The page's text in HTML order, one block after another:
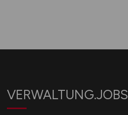
VERWALTUNG.JOBS